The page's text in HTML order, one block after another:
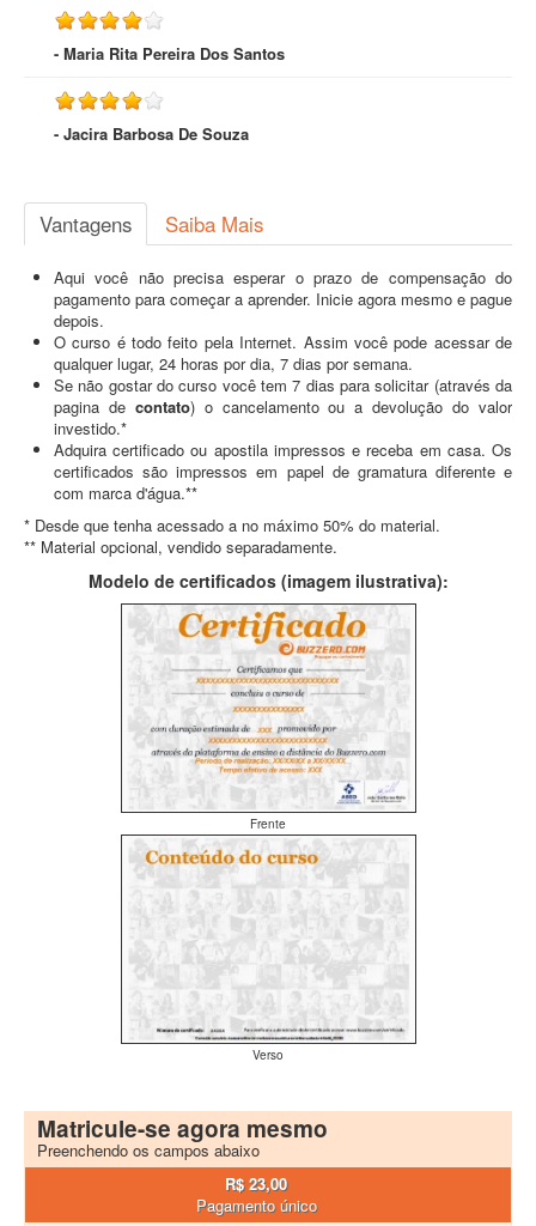
- Maria Rita Pereira Dos Santos
- Jacira Barbosa De Souza
Vantagens Saiba Mais
Aqui você não precisa esperar o prazo de compensação do
pagamento para começar a aprender. Inicie agora mesmo e pague
depois.
O curso é todo feito pela Internet. Assim você pode acessar de
qualquer lugar, 24 horas por dia, 7 dias por semana.
Se não gostar do curso você tem 7 dias para solicitar (através da
pagina de contato) o cancelamento ou a devolução do valor
investido.*
Adquira certificado ou apostila impressos e receba em casa. Os
certificados são impressos em papel de gramatura diferente e
com marca d'água.**
* Desde que tenha acessado a no máximo 50% do material.
** Material opcional, vendido separadamente.
Modelo de certificados (imagem ilustrativa):
Frente
Verso
Matricule-se agora mesmo
Preenchendo os campos abaixo
R$ 23,00
Pagamento único